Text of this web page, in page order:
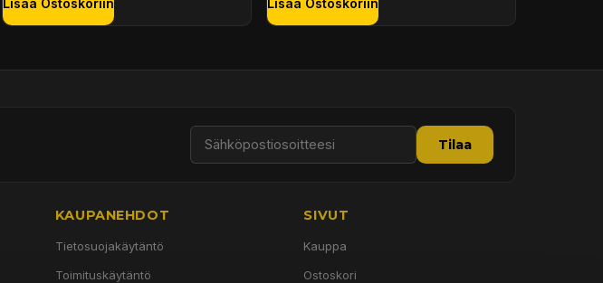
Lisää Ostoskoriin Lisää Ostoskoriin
Tilaa
KAUPANEHDOT
Tietosuojakäytäntö
Toimituskäytäntö
SIVUT
Kauppa
Ostoskori